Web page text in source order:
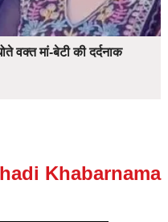
वक्त मां-बेटी की दर्दनाक
Khabarnama